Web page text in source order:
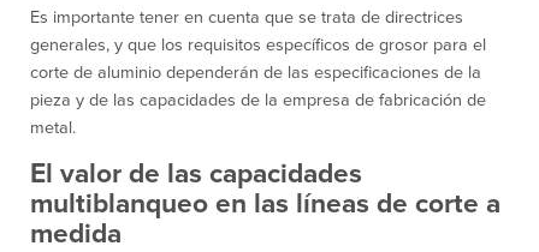
Es importante tener en cuenta que se trata de directrices
generales, y que los requisitos específicos de grosor para el
corte de aluminio dependerán de las especificaciones de la
pieza y de las capacidades de la empresa de fabricación de
metal.
El valor de las capacidades
multiblanqueo en las líneas de corte a
medida